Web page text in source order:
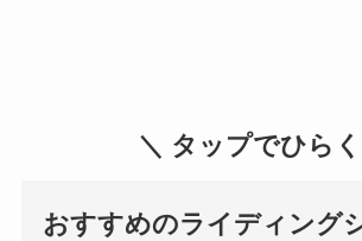
＼ タップでひら
おすすめのライディング